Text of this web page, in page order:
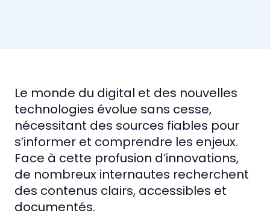
Le monde du digital et des nouvelles
technologies évolue sans cesse,
nécessitant des sources fiables pour
s’informer et comprendre les enjeux.
Face à cette profusion d’innovations,
de nombreux internautes recherchent
des contenus clairs, accessibles et
documentés.